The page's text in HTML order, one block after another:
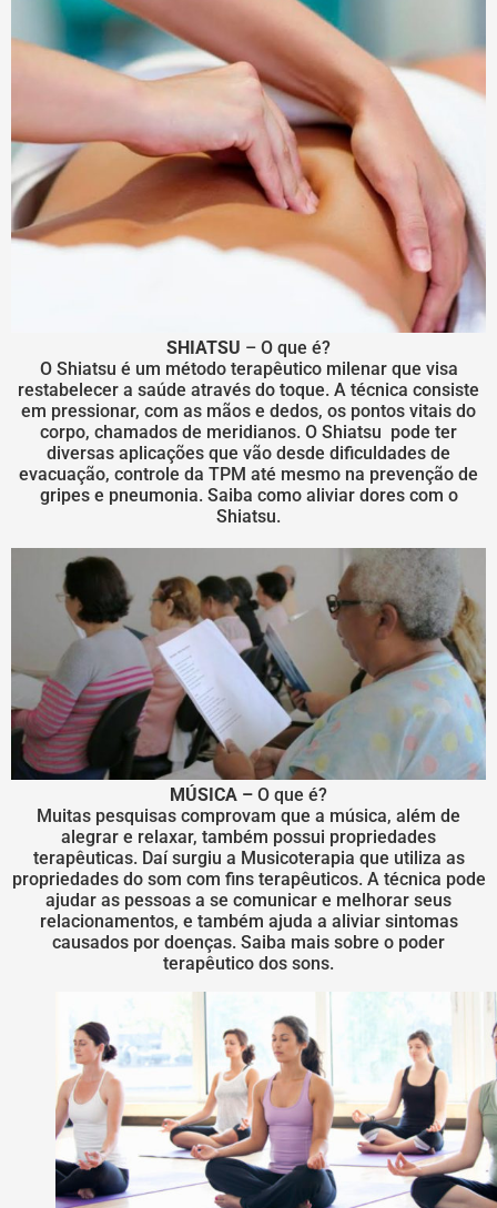
SHIATSU – O que é?
O Shiatsu é um método terapêutico milenar que visa
restabelecer a saúde através do toque. A técnica consiste
em pressionar, com as mãos e dedos, os pontos vitais do
corpo, chamados de meridianos. O Shiatsu pode ter
diversas aplicações que vão desde dificuldades de
evacuação, controle da TPM até mesmo na prevenção de
gripes e pneumonia. Saiba como aliviar dores com o
Shiatsu.
MÚSICA – O que é?
Muitas pesquisas comprovam que a música, além de
alegrar e relaxar, também possui propriedades
terapêuticas. Daí surgiu a Musicoterapia que utiliza as
propriedades do som com fins terapêuticos. A técnica pode
ajudar as pessoas a se comunicar e melhorar seus
relacionamentos, e também ajuda a aliviar sintomas
causados por doenças. Saiba mais sobre o poder
terapêutico dos sons.